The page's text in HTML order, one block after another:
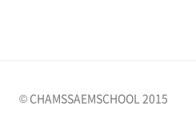
© CHAMSSAEMSCHOOL 2015